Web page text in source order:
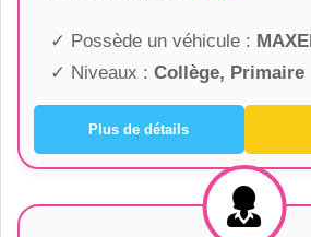
✓ Possède un véhicule :
✓ Niveaux : Collège, Primaire
Plus de détails